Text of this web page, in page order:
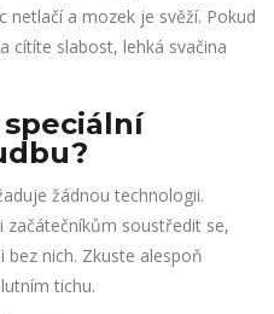
netlačí a mozek je svěží. Pokud
cítíte slabost, lehká svačina
žádnou technologii.
začátečníkům soustředit se,
bez nich. Zkuste alespoň
tichu.